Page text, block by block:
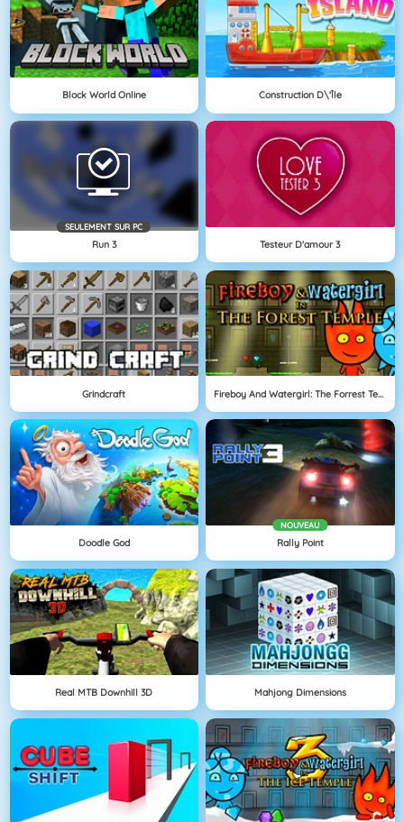
Block World Online Construction D\'île
SEULEMENT SUR PC
Run 3 Testeur D'amour 3
Grindcraft Fireboy And Watergirl: The Forrest Temple
Doodle God
NOUVEAU
Rally Point
Real MTB Downhill 3D Mahjong Dimensions